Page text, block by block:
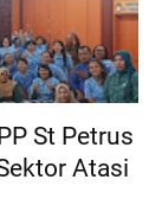
St Petrus
Atasi